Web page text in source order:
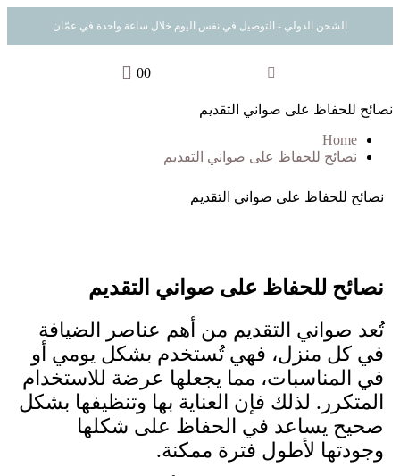
الشحن الدولي - التوصيل في نفس اليوم خلال ساعة واحدة في عمّان
00
نصائح للحفاظ على صواني التقديم
Home
نصائح للحفاظ على صواني التقديم
نصائح للحفاظ على صواني التقديم
نصائح للحفاظ على صواني التقديم
تُعد صواني التقديم من أهم عناصر الضيافة
في كل منزل، فهي تُستخدم بشكل يومي أو
في المناسبات، مما يجعلها عرضة للاستخدام
المتكرر. لذلك فإن العناية بها وتنظيفها بشكل
صحيح يساعد في الحفاظ على شكلها
وجودتها لأطول فترة ممكنة.